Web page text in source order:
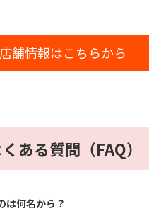
店舗情報はこちらから
ある質問（FAQ）
は何名から？